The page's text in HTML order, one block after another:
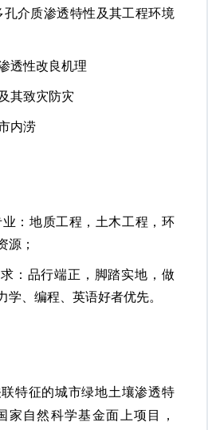
孔介质渗透特性及其工程环境
透性改良机理
其致灾防灾
内涝
：地质工程，土木工程，环
源；
：品行端正，脚踏实地，做
学、编程、英语好者优先。
特征的城市绿地土壤渗透特
家自然科学基金面上项目，